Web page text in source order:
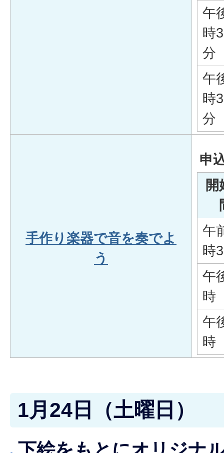
午
時
分
午
時
分
手作り楽器で音を奏でよ
う
申
開
午
時
午
時
午
時
1月24日（土曜日）